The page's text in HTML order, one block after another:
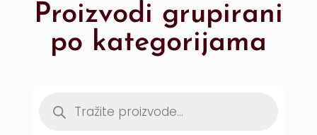
Proizvodi grupirani
po kategorijama
search